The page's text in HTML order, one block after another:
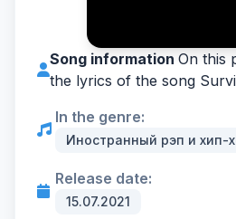
Song information On this
the lyrics of the song
In the genre:
Иностранный рэп и хип-
Release date:
15.07.2021